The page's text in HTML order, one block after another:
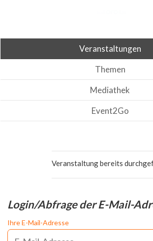
Veranstaltungen
Themen
Mediathek
Event2Go
Veranstaltung bereits
Login/Abfrage der E-Mail-
Ihre E-Mail-Adresse